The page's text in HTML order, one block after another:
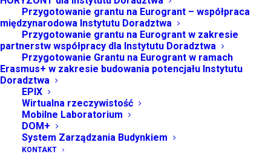
Przygotowanie grantu na Eurogrant – współpraca
międzynarodowa Instytutu Doradztwa
Przygotowanie grantu na Eurogrant w zakresie
partnerstw współpracy dla Instytutu Doradztwa
Przygotowanie Grantu na Eurogrant w ramach
Erasmus+ w zakresie budowania potencjału Instytutu
Doradztwa
EPIX
Wirtualna rzeczywistość
Mobilne Laboratorium
DOM+
System Zarządzania Budynkiem
KONTAKT
Za nami uczestnictwo w 10 Kongresu Klastrów
Polskich! Była to wyjątkowa okazja aby w środowisku